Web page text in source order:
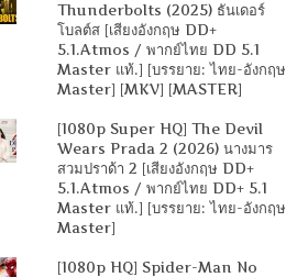
Thunderbolts (2025) ธันเดอร์
โบลต์ส [เสียงอังกฤษ DD+
5.1.Atmos / พากย์ไทย DD 5.1
Master แท้.] [บรรยาย: ไทย-อังกฤษ
Master] [MKV] [MASTER]
[1080p Super HQ] The Devil
Wears Prada 2 (2026) นางมาร
สวมปราด้า 2 [เสียงอังกฤษ DD+
5.1.Atmos / พากย์ไทย DD+ 5.1
Master แท้.] [บรรยาย: ไทย-อังกฤษ
Master]
[1080p HQ] Spider-Man No